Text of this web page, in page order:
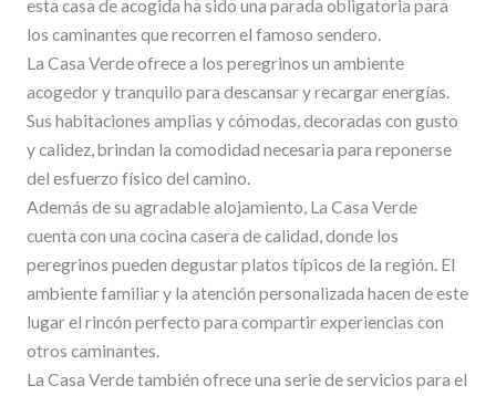
esta casa de acogida ha sido una parada obligatoria para
los caminantes que recorren el famoso sendero.
La Casa Verde ofrece a los peregrinos un ambiente
acogedor y tranquilo para descansar y recargar energías.
Sus habitaciones amplias y cómodas, decoradas con gusto
y calidez, brindan la comodidad necesaria para reponerse
del esfuerzo físico del camino.
Además de su agradable alojamiento, La Casa Verde
cuenta con una cocina casera de calidad, donde los
peregrinos pueden degustar platos típicos de la región. El
ambiente familiar y la atención personalizada hacen de este
lugar el rincón perfecto para compartir experiencias con
otros caminantes.
La Casa Verde también ofrece una serie de servicios para el